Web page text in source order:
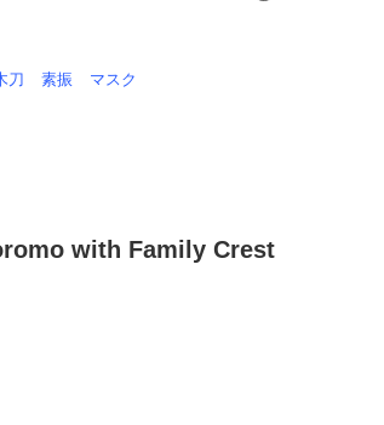
刀 素振 マスク
with Family Crest